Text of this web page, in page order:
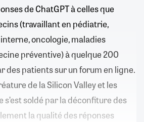
de ChatGPT à celles que
(travaillant en pédiatrie,
oncologie, maladies
préventive) à quelque 200
des patients sur un forum en ligne.
de la Silicon Valley et les
s’est soldé par la déconfiture des
la qualité des réponses